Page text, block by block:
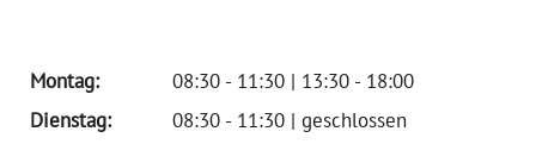
Montag:
08:30 - 11:30 | 13:30 - 18:00
Dienstag:
08:30 - 11:30 | geschlossen